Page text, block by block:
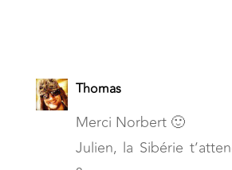
Thomas
Merci Norbert 🙂
Julien, la Sibérie